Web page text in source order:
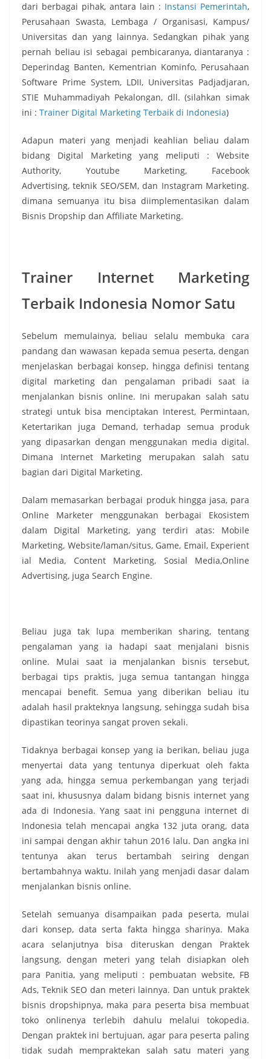
dari berbagai pihak, antara lain : Instansi Pemerintah,
Perusahaan Swasta, Lembaga / Organisasi, Kampus/
Universitas dan yang lainnya. Sedangkan pihak yang
pernah beliau isi sebagai pembicaranya, diantaranya :
Deperindag Banten, Kementrian Kominfo, Perusahaan
Software Prime System, LDII, Universitas Padjadjaran,
STIE Muhammadiyah Pekalongan, dll. (silahkan simak
ini : Trainer Digital Marketing Terbaik di Indonesia)
Adapun materi yang menjadi keahlian beliau dalam
bidang Digital Marketing yang meliputi : Website
Authority, Youtube Marketing, Facebook
Advertising, teknik SEO/SEM, dan Instagram Marketing.
dimana semuanya itu bisa diimplementasikan dalam
Bisnis Dropship dan Affiliate Marketing.
Trainer Internet Marketing
Terbaik Indonesia Nomor Satu
Sebelum memulainya, beliau selalu membuka cara
pandang dan wawasan kepada semua peserta, dengan
menjelaskan berbagai konsep, hingga definisi tentang
digital marketing dan pengalaman pribadi saat ia
menjalankan bisnis online. Ini merupakan salah satu
strategi untuk bisa menciptakan Interest, Permintaan,
Ketertarikan juga Demand, terhadap semua produk
yang dipasarkan dengan menggunakan media digital.
Dimana Internet Marketing merupakan salah satu
bagian dari Digital Marketing.
Dalam memasarkan berbagai produk hingga jasa, para
Online Marketer menggunakan berbagai Ekosistem
dalam Digital Marketing, yang terdiri atas: Mobile
Marketing, Website/laman/situs, Game, Email, Experient
ial Media, Content Marketing, Sosial Media,Online
Advertising, juga Search Engine.
Beliau juga tak lupa memberikan sharing, tentang
pengalaman yang ia hadapi saat menjalani bisnis
online. Mulai saat ia menjalankan bisnis tersebut,
berbagai tips praktis, juga semua tantangan hingga
mencapai benefit. Semua yang diberikan beliau itu
adalah hasil prakteknya langsung, sehingga sudah bisa
dipastikan teorinya sangat proven sekali.
Tidaknya berbagai konsep yang ia berikan, beliau juga
menyertai data yang tentunya diperkuat oleh fakta
yang ada, hingga semua perkembangan yang terjadi
saat ini, khususnya dalam bidang bisnis internet yang
ada di Indonesia. Yang saat ini pengguna internet di
Indonesia telah mencapai angka 132 juta orang, data
ini sampai dengan akhir tahun 2016 lalu. Dan angka ini
tentunya akan terus bertambah seiring dengan
bertambahnya waktu. Inilah yang menjadi dasar dalam
menjalankan bisnis online.
Setelah semuanya disampaikan pada peserta, mulai
dari konsep, data serta fakta hingga sharinya. Maka
acara selanjutnya bisa diteruskan dengan Praktek
langsung, dengan meteri yang telah disiapkan oleh
para Panitia, yang meliputi : pembuatan website, FB
Ads, Teknik SEO dan meteri lainnya. Dan untuk praktek
bisnis dropshipnya, maka para peserta bisa membuat
toko onlinenya terlebih dahulu melalui tokopedia.
Dengan praktek ini bertujuan, agar para peserta paling
tidak sudah mempraktekan salah satu materi yang